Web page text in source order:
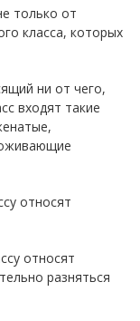
только от
класса, которых
ни от чего,
входят такие
относят
относят
разняться